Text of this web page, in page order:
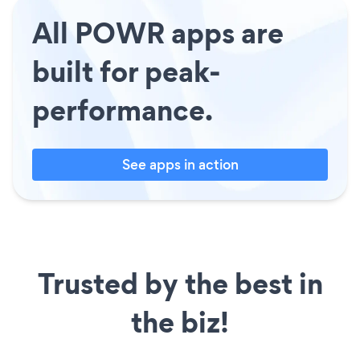
All POWR apps are
built for peak-
performance.
See apps in action
Trusted by the best in
the biz!